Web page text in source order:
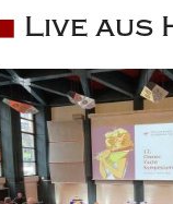
Live aus